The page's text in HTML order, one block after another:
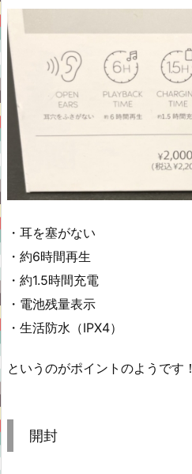
・耳を塞がない
・約6時間再生
・約1.5時間充電
・電池残量表示
・生活防水（IPX4）
というのがポイントのようです！
開封